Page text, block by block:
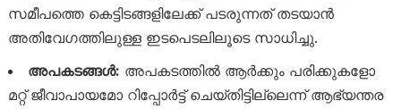
സമീപത്തെ കെട്ടിടങ്ങളിലേക്ക് പടരുന്നത് തടയാൻ
അതിവേഗത്തിലുള്ള ഇടപെടലിലൂടെ സാധിച്ചു.
അപകടങ്ങൾ: അപകടത്തിൽ ആർക്കും പരിക്കുകളോ
മറ്റ് ജീവാപായമോ റിപ്പോർട്ട് ചെയ്തിട്ടില്ലെന്ന് ആഭ്യന്തര